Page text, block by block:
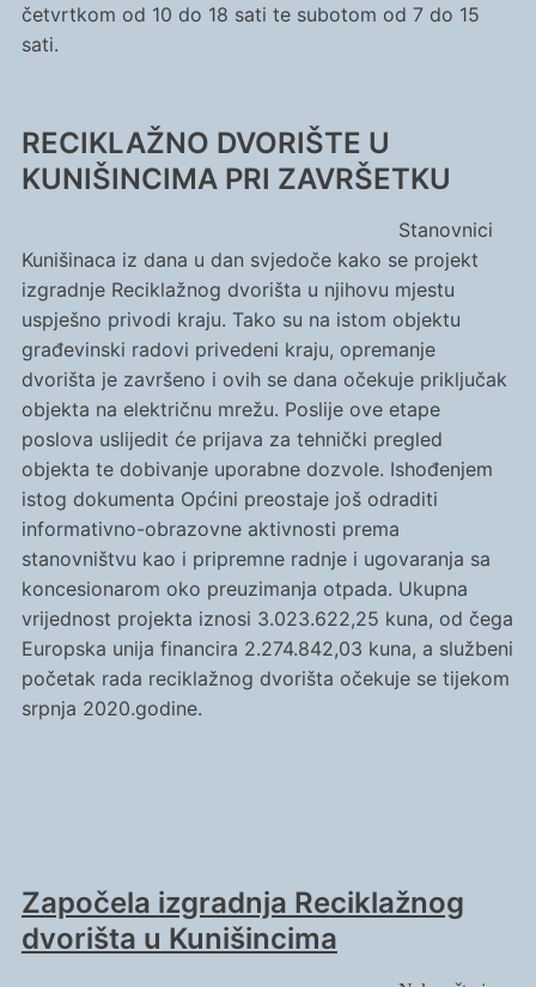
četvrtkom od 10 do 18 sati te subotom od 7 do 15
sati.
RECIKLAŽNO DVORIŠTE U
KUNIŠINCIMA PRI ZAVRŠETKU
Stanovnici
Kunišinaca iz dana u dan svjedoče kako se projekt
izgradnje Reciklažnog dvorišta u njihovu mjestu
uspješno privodi kraju. Tako su na istom objektu
građevinski radovi privedeni kraju, opremanje
dvorišta je završeno i ovih se dana očekuje priključak
objekta na električnu mrežu. Poslije ove etape
poslova uslijedit će prijava za tehnički pregled
objekta te dobivanje uporabne dozvole. Ishođenjem
istog dokumenta Općini preostaje još odraditi
informativno-obrazovne aktivnosti prema
stanovništvu kao i pripremne radnje i ugovaranja sa
koncesionarom oko preuzimanja otpada. Ukupna
vrijednost projekta iznosi 3.023.622,25 kuna, od čega
Europska unija financira 2.274.842,03 kuna, a službeni
početak rada reciklažnog dvorišta očekuje se tijekom
srpnja 2020.godine.
Započela izgradnja Reciklažnog
dvorišta u Kunišincima